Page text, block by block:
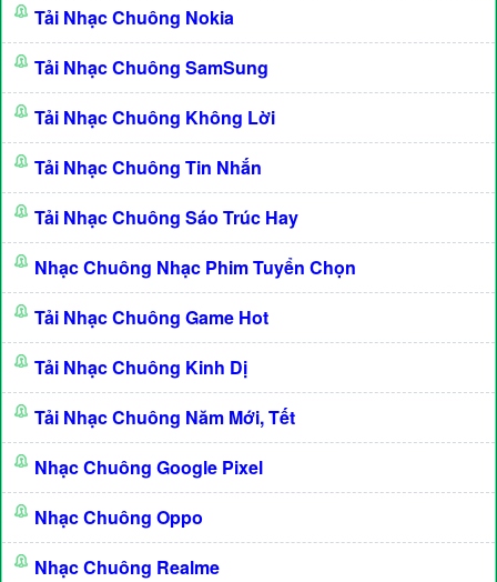
Tải Nhạc Chuông Nokia
Tải Nhạc Chuông SamSung
Tải Nhạc Chuông Không Lời
Tải Nhạc Chuông Tin Nhắn
Tải Nhạc Chuông Sáo Trúc Hay
Nhạc Chuông Nhạc Phim Tuyển Chọn
Tải Nhạc Chuông Game Hot
Tải Nhạc Chuông Kinh Dị
Tải Nhạc Chuông Năm Mới, Tết
Nhạc Chuông Google Pixel
Nhạc Chuông Oppo
Nhạc Chuông Realme